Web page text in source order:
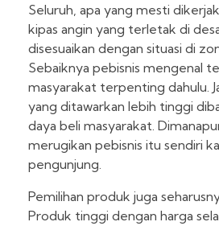
Seluruh, apa yang mesti
kipas angin yang terletak di
disesuaikan dengan situasi di
Sebaiknya pebisnis mengenal
masyarakat terpenting dahulu.
yang ditawarkan lebih tinggi
daya beli masyarakat.
merugikan pebisnis itu sendiri
pengunjung.
Pemilihan produk juga
Produk tinggi dengan harga